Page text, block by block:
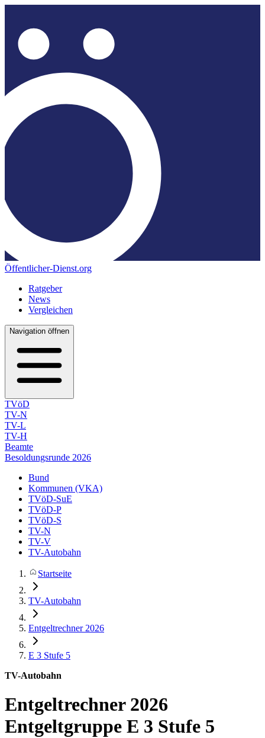
Öffentlicher-Dienst.org
Ratgeber
News
Vergleichen
Navigation öffnen
TVöD
TV-N
TV-L
TV-H
Beamte
Besoldungsrunde 2026
Bund
Kommunen (VKA)
TVöD-SuE
TVöD-P
TVöD-S
TV-N
TV-V
TV-Autobahn
Startseite
TV-Autobahn
Entgeltrechner 2026
E 3 Stufe 5
TV-Autobahn
Entgeltrechner 2026
Entgeltgruppe E 3 Stufe 5